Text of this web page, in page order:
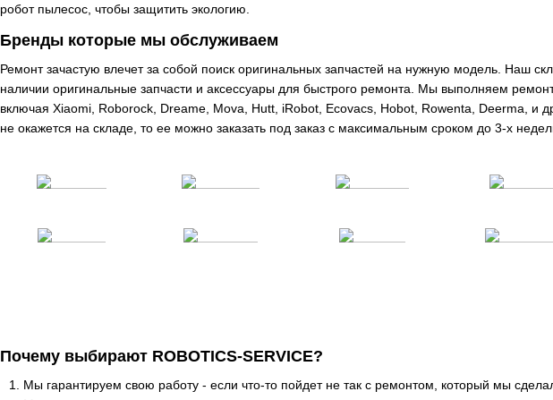
робот пылесос, чтобы защитить экологию.
Бренды которые мы обслуживаем
Ремонт зачастую влечет за собой поиск оригинальных запчастей на нужную модель. Наш
наличии оригинальные запчасти и аксессуары для быстрого ремонта. Мы выполняем
включая Xiaomi, Roborock, Dreame, Mova, Hutt, iRobot, Ecovacs, Hobot, Rowenta, Deerma, и
не окажется на складе, то ее можно заказать под заказ с максимальным сроком до 3-х
Почему выбирают ROBOTICS-SERVICE?
Мы гарантируем свою работу - если что-то пойдет не так с ремонтом, который мы